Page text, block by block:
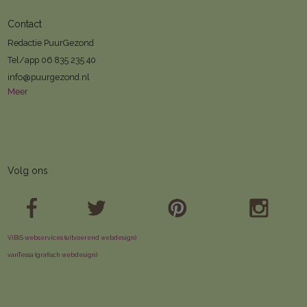
Contact
Redactie PuurGezond
Tel/app 06 835 235 40
info@puurgezond.nl
Meer
Volg ons
ViBiS webservices (uitvoerend webdesign)
vanTessa (grafisch webdesign)